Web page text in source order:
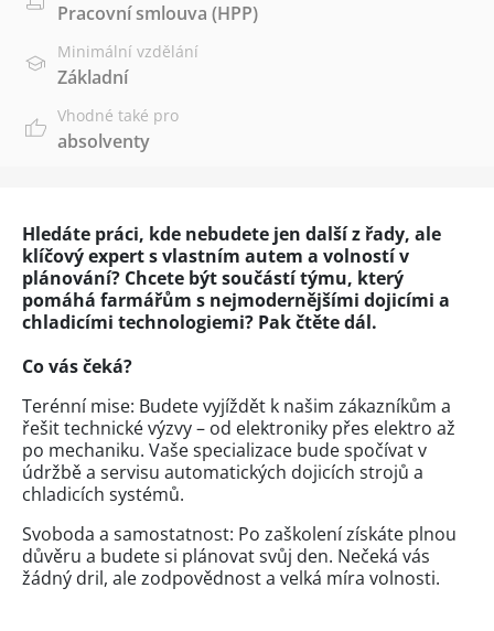
Pracovní smlouva (HPP)
Minimální vzdělání
Základní
Vhodné také pro
absolventy
Hledáte práci, kde nebudete jen další z řady, ale
klíčový expert s vlastním autem a volností v
plánování? Chcete být součástí týmu, který
pomáhá farmářům s nejmodernějšími dojicími a
chladicími technologiemi? Pak čtěte dál.
Co vás čeká?
Terénní mise: Budete vyjíždět k našim zákazníkům a
řešit technické výzvy – od elektroniky přes elektro až
po mechaniku. Vaše specializace bude spočívat v
údržbě a servisu automatických dojicích strojů a
chladicích systémů.
Svoboda a samostatnost: Po zaškolení získáte plnou
důvěru a budete si plánovat svůj den. Nečeká vás
žádný dril, ale zodpovědnost a velká míra volnosti.